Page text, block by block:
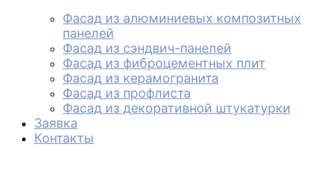
Фасад из алюминиевых композитных
панелей
Фасад из сэндвич-панелей
Фасад из фиброцементных плит
Фасад из керамогранита
Фасад из профлиста
Фасад из декоративной штукатурки
Заявка
Контакты